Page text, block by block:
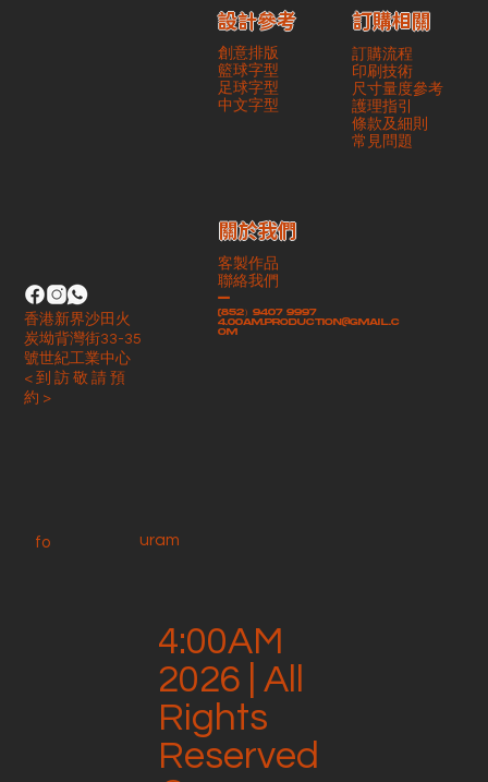
4:00AM
2026 | All
Rights
Reserved
創意排版
籃球字型
足球字型
​中文字型
設計參考
訂購流程
印刷技術
尺寸量度參考
護理指引
條款及細則
​常見問題
訂購相關
客製作品
聯絡我們
-
(852）9407 9997
4.00am.production@gmail.c
om
​關於我們
香港新界沙田火
炭坳背灣街33-35
號世紀工業中心
< 到 訪 敬 請 預
約 >
fo uram